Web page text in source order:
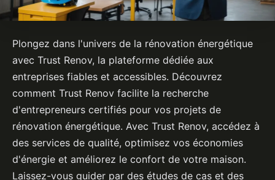
Plongez dans l'univers de la rénovation énergétique
avec Trust Renov, la plateforme dédiée aux
entreprises fiables et accessibles. Découvrez
comment Trust Renov facilite la recherche
d'entrepreneurs certifiés pour vos projets de
rénovation énergétique. Avec Trust Renov, accédez à
des services de qualité, optimisez vos économies
d'énergie et améliorez le confort de votre maison.
Laissez-vous guider par des études de cas et des